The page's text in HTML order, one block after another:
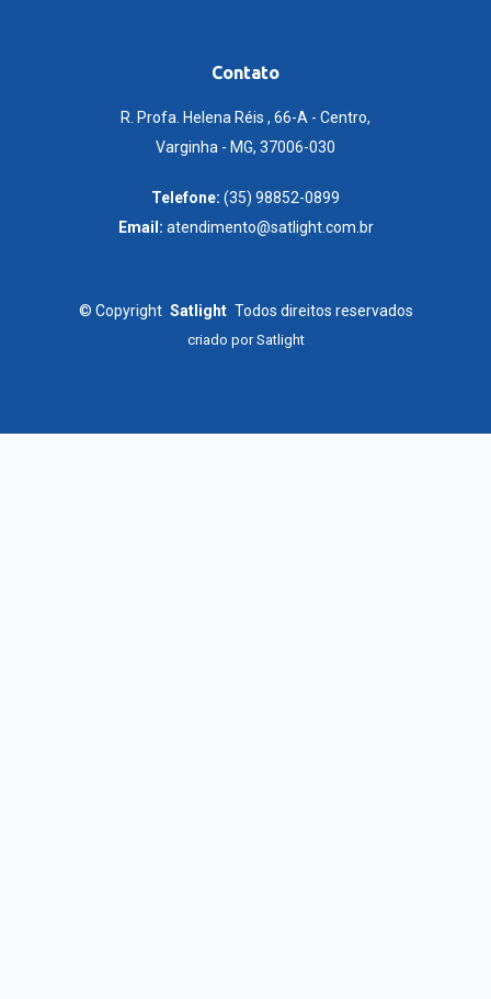
Contato
R. Profa. Helena Réis , 66-A - Centro,
Varginha - MG, 37006-030
Telefone: (35) 98852-0899
Email: atendimento@satlight.com.br
© Copyright Satlight Todos direitos reservados
criado porSatlight